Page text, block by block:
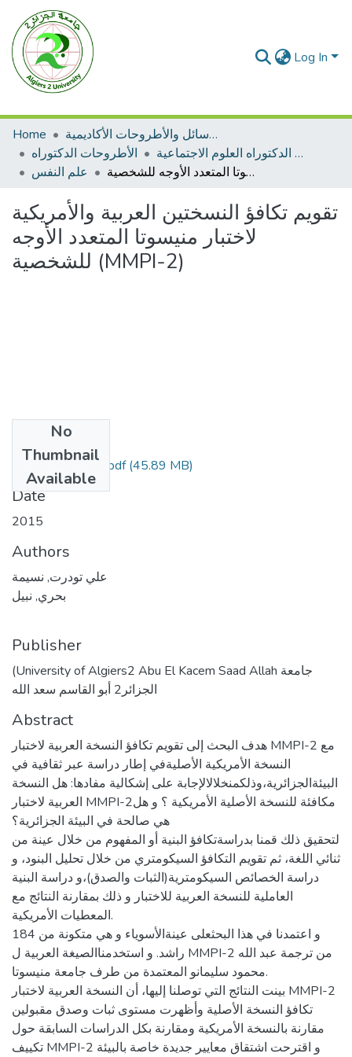
Log In
Home
الرسائل والأطروحات الأكاديمية
الأطروحات الدكتوراه
الأطروحات الدكتوراه العلوم الاجتماعية
علم النفس
تقويم تكافؤ النسختين العربية والأمريكية لاختبار منيسوتا المتعدد الأوجه للشخصية (MMPI-2)
تقويم تكافؤ النسختين العربية والأمريكية
لاختبار منيسوتا المتعدد الأوجه
للشخصية (MMPI-2)
No
Thumbnail
Available
علي تودرت نسيمة.pdf(45.89 MB)
Date
2015
Authors
علي تودرت, نسيمة
بحري, نبيل
Publisher
(University of Algiers2 Abu El Kacem Saad Allah جامعة
الجزائر2 أبو القاسم سعد الله
Abstract
هدف البحث إلى تقويم تكافؤ النسخة العربية لاختبار MMPI-2 مع
النسخة الأمريكية الأصليةفي إطار دراسة عبر ثقافية في
البيئةالجزائرية،وذلكمنخلالالإجابة على إشكالية مفادها: هل النسخة
العربية لاختبار MMPI-2مكافئة للنسخة الأصلية الأمريكية ؟ و هل
هي صالحة في البيئة الجزائرية؟
لتحقيق ذلك قمنا بدراسةتكافؤ البنية أو المفهوم من خلال عينة من
ثنائي اللغة، ثم تقويم التكافؤ السيكومتري من خلال تحليل البنود، و
دراسة الخصائص السيكومترية(الثبات والصدق)،و دراسة البنية
العاملية للنسخة العربية للاختبار و ذلك بمقارنة النتائج مع
المعطيات الأمريكية.
و اعتمدنا في هذا البحثعلى عينةالأسوياء و هي متكونة من 184
راشد. و استخدمناالصيغة العربية ل MMPI-2 من ترجمة عبد الله
محمود سليمانو المعتمدة من طرف جامعة منيسوتا.
بينت النتائج التي توصلنا إليها، أن النسخة العربية لاختبار MMPI-2
تكافؤ النسخة الأصلية وأظهرت مستوى ثبات وصدق مقبولين
مقارنة بالنسخة الأمريكية ومقارنة بكل الدراسات السابقة حول
تكييف MMPI-2 و اقترحت اشتقاق معايير جديدة خاصة بالبيئة